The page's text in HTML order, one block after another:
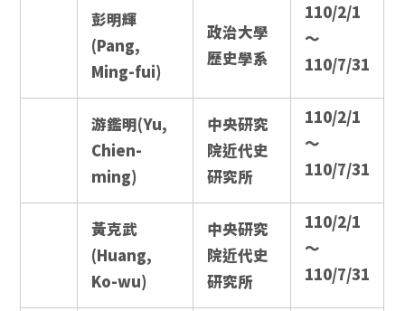
彭明輝
(Pang,
Ming-fui)
政治大學
歷史學系
110/2/1
～
110/7/31
游鑑明(Yu,
Chien-
ming)
中央研究
院近代史
研究所
110/2/1
～
110/7/31
黃克武
(Huang,
Ko-wu)
中央研究
院近代史
研究所
110/2/1
～
110/7/31